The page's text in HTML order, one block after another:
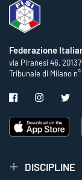
Federazione
via Piranesi 46,
Tribunale di Milano
DISCIPLINE